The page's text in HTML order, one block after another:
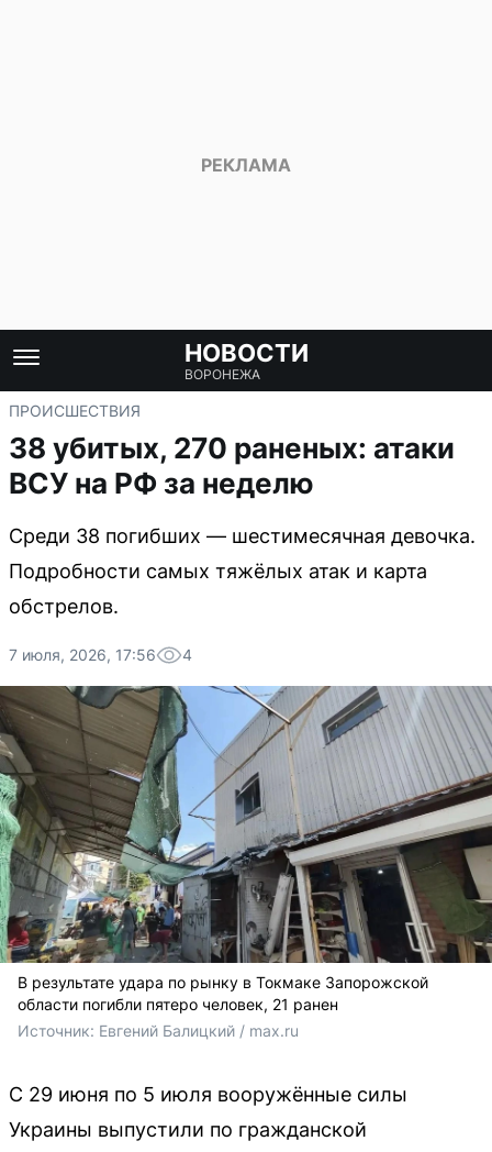
НОВОСТИ
ВОРОНЕЖА
ПРОИСШЕСТВИЯ
38 убитых, 270 раненых: атаки
ВСУ на РФ за неделю
Среди 38 погибших — шестимесячная девочка.
Подробности самых тяжёлых атак и карта
обстрелов.
7 июля, 2026, 17:56 4
В результате удара по рынку в Токмаке Запорожской
области погибли пятеро человек, 21 ранен
Источник: Евгений Балицкий / max.ru
С 29 июня по 5 июля вооружённые силы
Украины выпустили по гражданской